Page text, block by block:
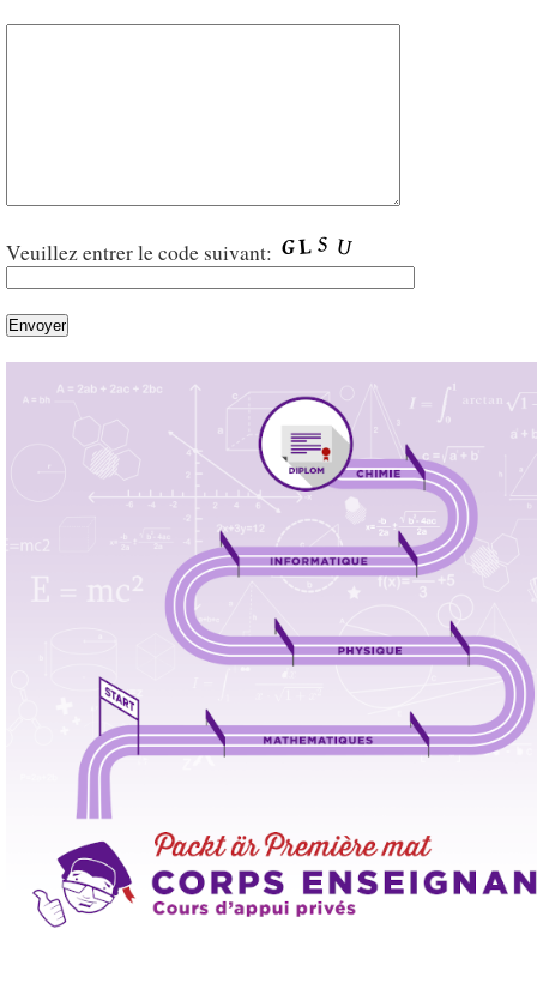
Veuillez entrer le code suivant: